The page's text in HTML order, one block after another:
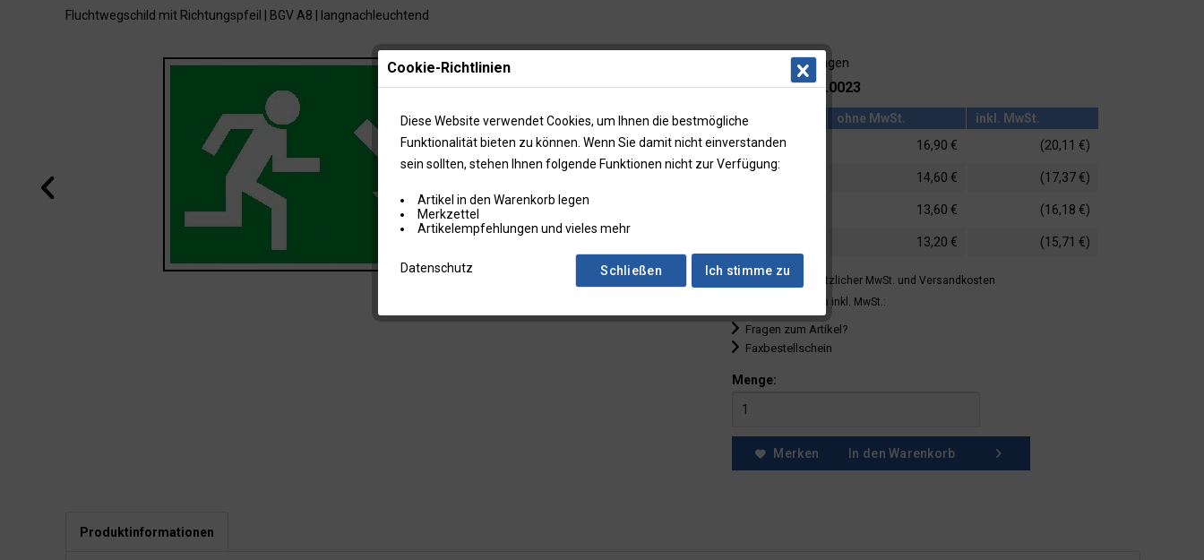
Fluchtwegschild mit Richtungspfeil | BGV A8 | langnachleuchtend
Lieferzeit: 3-4 Tagen
Artikel-Nr.: 15.0023
Menge ohne MwSt.
inkl. MwSt.
bis9 16,90 € (20,11 €)
14,60 € (17,37 €)
13,60 € (16,18 €)
13,20 € (15,71 €)
* Preise zzgl. gesetzlicher MwSt. und Versandkosten
Preise in Klammern inkl. MwSt.:
Fragen zum Artikel?
Faxbestellschein
Menge:
Merken In den Warenkorb
Produktinformationen
Cookie-Richtlinien
Diese Website verwendet Cookies, um Ihnen die bestmögliche
Funktionalität bieten zu können. Wenn Sie damit nicht einverstanden
sein sollten, stehen Ihnen folgende Funktionen nicht zur Verfügung:
Artikel in den Warenkorb legen
Merkzettel
Artikelempfehlungen und vieles mehr
Datenschutz Ich stimme zu
Schließen